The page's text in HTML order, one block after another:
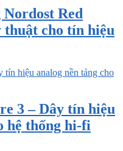
Red
thuật cho tín hiệu
3 – Dây tín hiệu
hệ thống hi-fi